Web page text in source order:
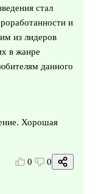
стал
и
из лидеров
в жанре
данного
Хорошая
0 0